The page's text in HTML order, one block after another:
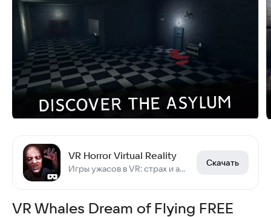
VR Horror Virtual Reality
Игры ужасов в VR: страх и адреналин
Скачать
VR Whales Dream of Flying FREE